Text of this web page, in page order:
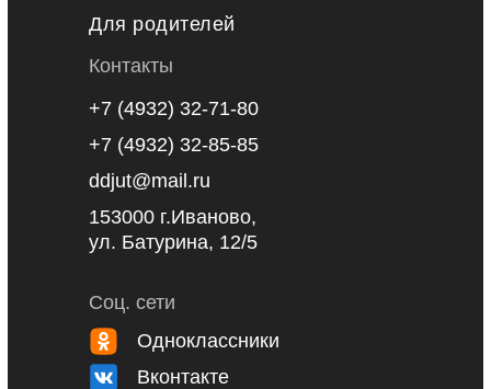
Вконтакте
Соц. сети
Одноклассники
Для родителей
Контакты
153000 г.Иваново,
ул. Батурина, 12/5
+7 (4932) 32-71-80
+7 (4932) 32-85-85
ddjut@mail.ru